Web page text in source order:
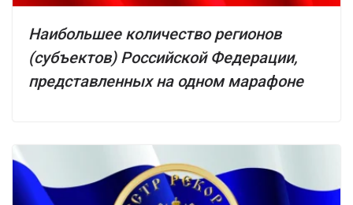
Наибольшее количество регионов
(субъектов) Российской Федерации,
представленных на одном марафоне